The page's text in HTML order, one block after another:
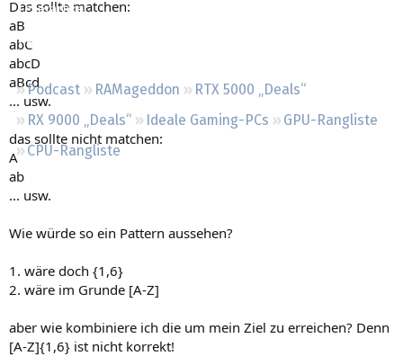
Leserartikel
Regeln
Podcast RAMageddon
RTX 5000 „Deals“
RX 9000 „Deals“
Ideale Gaming-PCs
GPU-Rangliste
CPU-Rangliste
Das sollte matchen:
aB
abC
abcD
aBcd
... usw.
das sollte nicht matchen:
A
ab
... usw.
Wie würde so ein Pattern aussehen?
1. wäre doch {1,6}
2. wäre im Grunde [A-Z]
aber wie kombiniere ich die um mein Ziel zu erreichen? Denn
[A-Z]{1,6} ist nicht korrekt!